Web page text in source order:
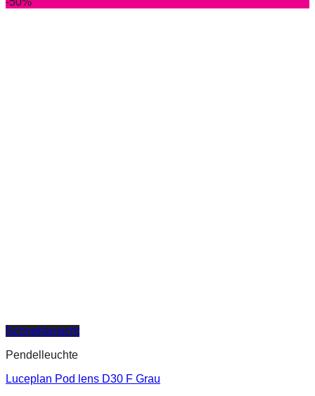
Schnellansicht
Pendelleuchte
Luceplan Pod lens D30 F Grau